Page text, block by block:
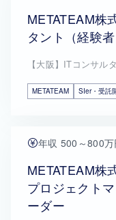
METATEAM株
タント（経験者
【大阪】ITコンサル
METATEAM SIer・受託
年収 500～800万
METATEAM株
プロジェクト
ーダー